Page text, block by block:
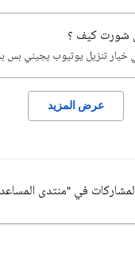
شورت كيف ؟
تنزيل يوتيوب يجيني بس
عرض المزيد
في "منتدى